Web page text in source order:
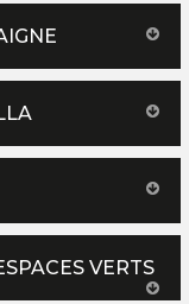
VERTS